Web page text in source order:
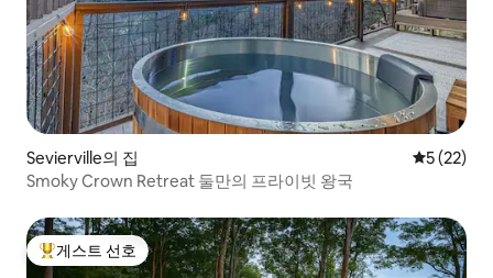
Sevierville의 집 평점 5점
5 (22)
Smoky Crown Retreat 둘만의 프라이빗 왕국
상위 게스트 선호
게스트 선호